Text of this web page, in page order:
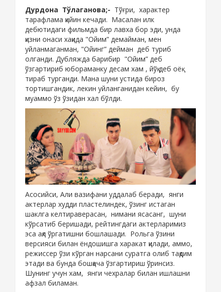
Дурдона Тўлаганова;- Тўғри, характер
тарафлама қийин кечади. Масалан илк
дебютидаги фильмда бир лавха бор эди, унда
қизни онаси хақида "Ойим” демайман, мен
уйланмаганман, "Ойинг” дейман деб туриб
олганди. Дубляжда барибир "Ойим” деб
ўзгартириб юбораманку десам хам , йўқ деб оёқ
тираб турганди. Мана шуни устида бироз
тортишгандик, лекин уйланганидан кейин, бу
муаммо ўз ўзидан хал бўлди.
Асосийси, Али вазифани уддалаб беради, янги
актерлар худди пластелиндек, ўзинг истаган
шаклга келтираверасан, нимани ясасанг, шуни
кўрсатиб беришади, рейтингдаги актерларимиз
эса ақл ўргатишни бошлашади. Рольга ўзини
версияси билан ёндошишга харакат қилади, аммо,
режиссер ўзи кўрган нарсани суратга олиб тақдим
этади ва бунда бошқача ўзгартириш ўринсиз.
Шунинг учун хам, янги чехралар билан ишлашни
афзал биламан.